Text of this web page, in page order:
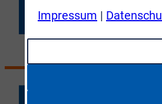
Impressum |